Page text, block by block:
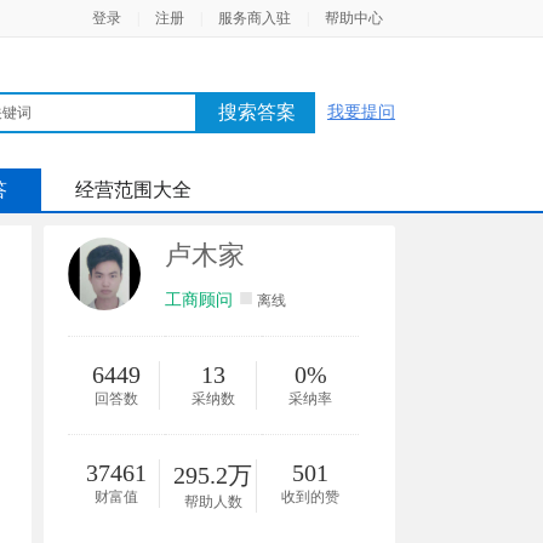
登录 注册 服务商入驻 帮助中心
搜索答案 我要提问
经营范围大全
卢木家
工商顾问 ■ 离线
6449
回答数
13
采纳数
0%
采纳率
37461
财富值
295.2万
帮助人数
501
收到的赞